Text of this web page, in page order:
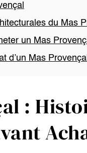
du Mas
un Mas
d’un Mas Provençal
: